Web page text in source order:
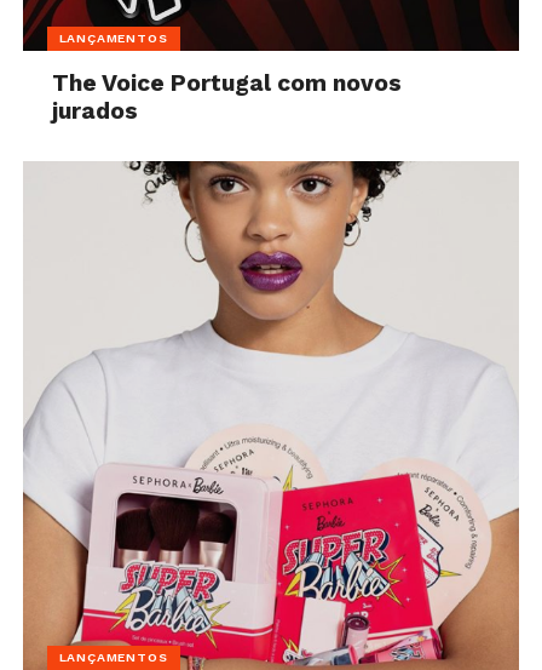
LANÇAMENTOS
The Voice Portugal com novos
jurados
LANÇAMENTOS